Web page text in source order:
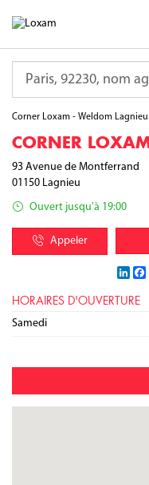
France
Corner Loxam - Weldom Lagnieu
CORNER
93 Avenue de Montferrand
01150 Lagnieu
Ouvert jusqu'à 19:00
Appeler
HORAIRES D'OUVERTURE
Lundi
Mardi
Mercredi
Jeudi
Vendredi
Samedi